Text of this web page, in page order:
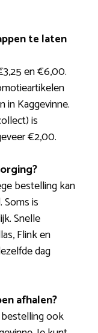
te laten
en €6,00.
in Kaggevinne.
is
€2,00.
bestelling kan
Soms is
Snelle
Flink en
dag
afhalen?
ook